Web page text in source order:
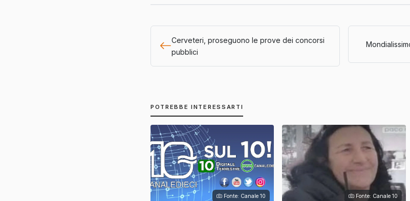
Cerveteri, proseguono le prove dei concorsi
pubblici
POTREBBE INTERESSARTI
Fonte: Canale 10 Fonte: Canale 10